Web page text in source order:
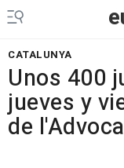
CATALUNYA
Unos 400
jueves y
de